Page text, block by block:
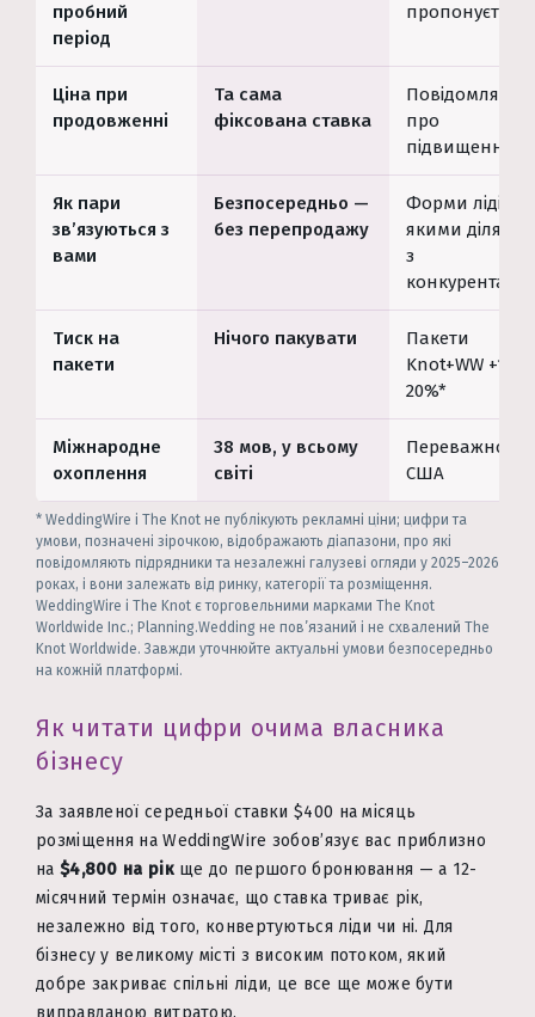
пробний
період
пропонується*
Ціна при
продовженні
Та сама
фіксована ставка
Повідомляють
про
підвищення*
Як пари
зв’язуються з
вами
Безпосередньо —
без перепродажу
Форми лідів,
якими
з
Тиск на
пакети
Нічого пакувати
Пакети
Knot+WW +10–
20%*
Міжнародне
охоплення
38 мов, у всьому
світі
Переважно
США
* WeddingWire і The Knot не публікують рекламні ціни; цифри та
умови, позначені зірочкою, відображають діапазони, про які
повідомляють підрядники та незалежні галузеві огляди у 2025–2026
роках, і вони залежать від ринку, категорії та розміщення.
WeddingWire і The Knot є торговельними марками The Knot
Worldwide Inc.; Planning.Wedding не пов’язаний і не схвалений The
Knot Worldwide. Завжди уточнюйте актуальні умови безпосередньо
на кожній платформі.
Як читати цифри очима власника
бізнесу
За заявленої середньої ставки $400 на місяць
розміщення на WeddingWire зобов’язує вас приблизно
на $4,800 на рікще до першого бронювання — а 12-
місячний термін означає, що ставка триває рік,
незалежно від того, конвертуються ліди чи ні. Для
бізнесу у великому місті з високим потоком, який
добре закриває спільні ліди, це все ще може бути